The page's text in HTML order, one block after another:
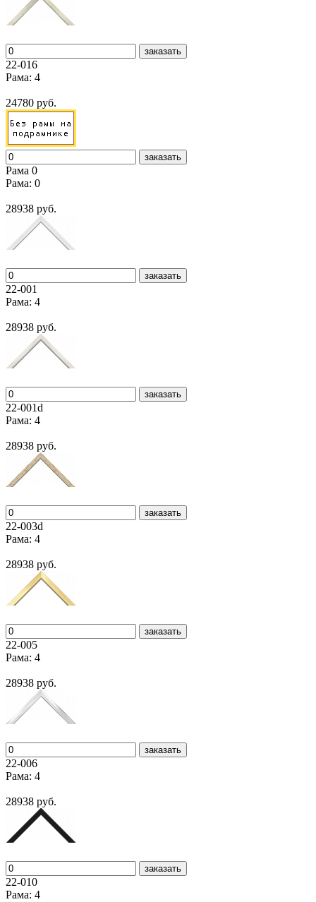
заказать
22-016
Рама: 4
24780 руб.
заказать
Рама 0
Рама: 0
28938 руб.
заказать
22-001
Рама: 4
28938 руб.
заказать
22-001d
Рама: 4
28938 руб.
заказать
22-003d
Рама: 4
28938 руб.
заказать
22-005
Рама: 4
28938 руб.
заказать
22-006
Рама: 4
28938 руб.
заказать
22-010
Рама: 4